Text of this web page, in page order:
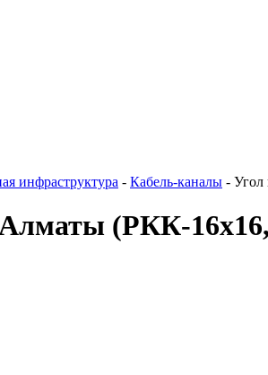
инфраструктура - Кабель-каналы -
(РКК-